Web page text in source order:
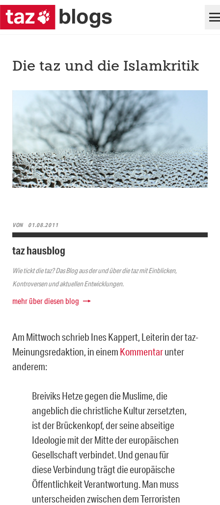
Die taz und die Islamkritik
VON 01.08.2011
taz hausblog
Wie tickt die taz? Das Blog aus der und über die taz mit Einblicken,
Kontroversen und aktuellen Entwicklungen.
mehr über diesen blog
Am Mittwoch schrieb Ines Kappert, Leiterin der taz-
Meinungsredaktion, in einem Kommentarunter
anderem:
Breiviks Hetze gegen die Muslime, die
angeblich die christliche Kultur zersetzten,
ist der Brückenkopf, der seine abseitige
Ideologie mit der Mitte der europäischen
Gesellschaft verbindet. Und genau für
diese Verbindung trägt die europäische
Öffentlichkeit Verantwortung. Man muss
unterscheiden zwischen dem Terroristen